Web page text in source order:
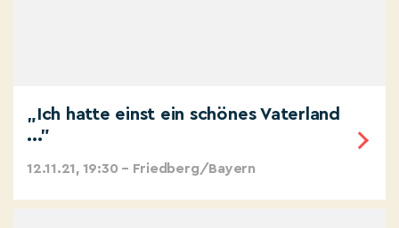
„Ich hatte einst ein schönes Vaterland
..."
12.11.21, 19:30 – Friedberg/Bayern